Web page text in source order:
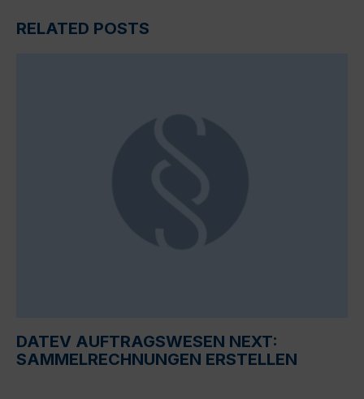
RELATED POSTS
DATEV AUFTRAGSWESEN NEXT:
SAMMELRECHNUNGEN ERSTELLEN